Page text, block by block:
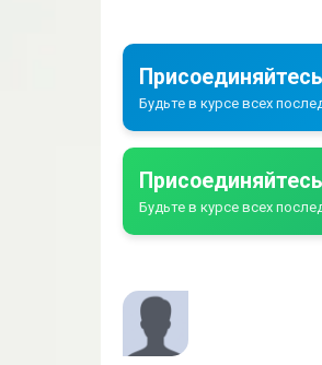
Будьте в курсе всех
Будьте в курсе всех